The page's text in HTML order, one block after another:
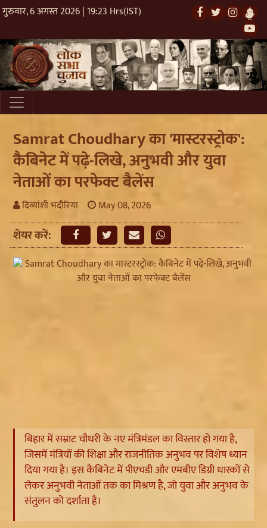
गुरुवार, 6 अगस्त 2026 | 19:23 Hrs(IST)
Samrat Choudhary का 'मास्टरस्ट्रोक':
कैबिनेट में पढ़े-लिखे, अनुभवी और युवा
नेताओं का परफेक्ट बैलेंस
दिव्यांशी भदौरिया May 08, 2026
शेयर करें:
बिहार में सम्राट चौधरी के नए मंत्रिमंडल का विस्तार हो गया है,
जिसमें मंत्रियों की शिक्षा और राजनीतिक अनुभव पर विशेष ध्यान
दिया गया है। इस कैबिनेट में पीएचडी और एमबीए डिग्री धारकों से
लेकर अनुभवी नेताओं तक का मिश्रण है, जो युवा और अनुभव के
संतुलन को दर्शाता है।